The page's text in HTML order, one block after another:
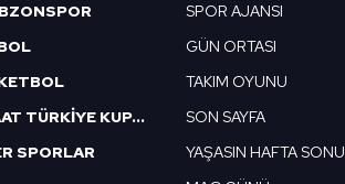
ZİRAAT TÜRKİYE KUPASI
SPORLAR
SPOR AJANSI
GÜN ORTASI
TAKIM OYUNU
SON SAYFA
YAŞASIN HAFTA SONU